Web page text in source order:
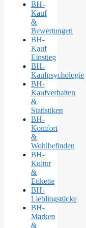
BH-
Kauf
&
Bewertungen
BH-
Kauf
Einstieg
BH-
Kaufpsychologie
BH-
Kaufverhalten
&
Statistiken
BH-
Komfort
&
Wohlbefinden
BH-
Kultur
&
Etikette
BH-
Lieblingstücke
BH-
Marken
&